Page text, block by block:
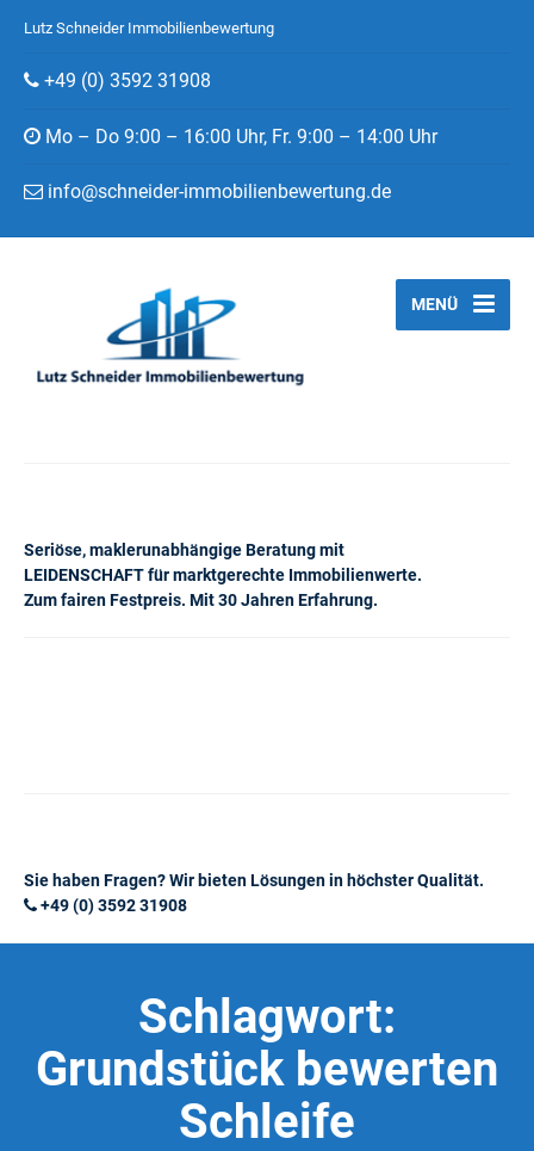
Lutz Schneider Immobilienbewertung
+49 (0) 3592 31908
Mo – Do 9:00 – 16:00 Uhr, Fr. 9:00 – 14:00 Uhr
info@schneider-immobilienbewertung.de
Seriöse, maklerunabhängige Beratung mit
LEIDENSCHAFT für marktgerechte Immobilienwerte.
Zum fairen Festpreis. Mit 30 Jahren Erfahrung.
MENÜ
Sie haben Fragen? Wir bieten Lösungen in höchster Qualität.
+49 (0) 3592 31908
Schlagwort:
Grundstück bewerten
Schleife